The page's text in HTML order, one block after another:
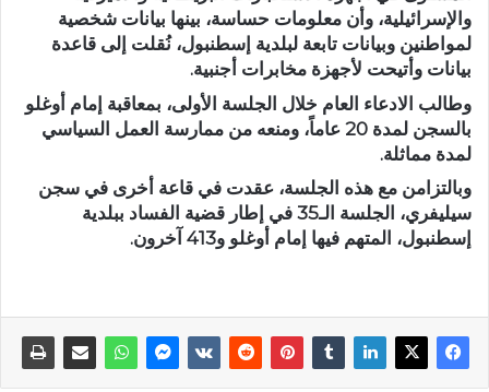
والإسرائيلية، وأن معلومات حساسة، بينها بيانات شخصية
لمواطنين وبيانات تابعة لبلدية إسطنبول، نُقلت إلى قاعدة
بيانات وأتيحت لأجهزة مخابرات أجنبية.
وطالب الادعاء العام خلال الجلسة الأولى، بمعاقبة إمام أوغلو
بالسجن لمدة 20 عاماً، ومنعه من ممارسة العمل السياسي
لمدة مماثلة.
وبالتزامن مع هذه الجلسة، عقدت في قاعة أخرى في سجن
سيليفري، الجلسة الـ35 في إطار قضية الفساد ببلدية
إسطنبول، المتهم فيها إمام أوغلو و413 آخرون.